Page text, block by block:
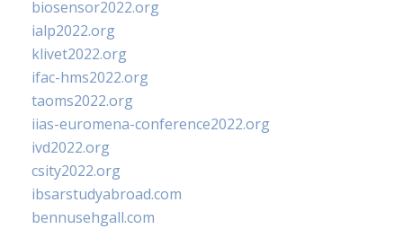
biosensor2022.org
ialp2022.org
klivet2022.org
ifac-hms2022.org
taoms2022.org
iias-euromena-conference2022.org
ivd2022.org
csity2022.org
ibsarstudyabroad.com
bennusehgall.com